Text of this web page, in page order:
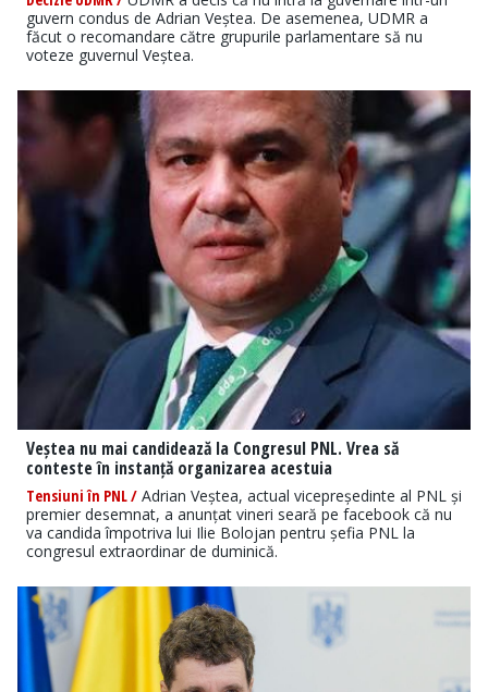
guvern condus de Adrian Veștea. De asemenea, UDMR a
făcut o recomandare către grupurile parlamentare să nu
voteze guvernul Veștea.
Veștea nu mai candidează la Congresul PNL. Vrea să
conteste în instanță organizarea acestuia
Tensiuni în PNL / Adrian Veștea, actual vicepreședinte al PNL și
premier desemnat, a anunțat vineri seară pe facebook că nu
va candida împotriva lui Ilie Bolojan pentru șefia PNL la
congresul extraordinar de duminică.